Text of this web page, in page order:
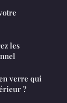
les
verre qui
?